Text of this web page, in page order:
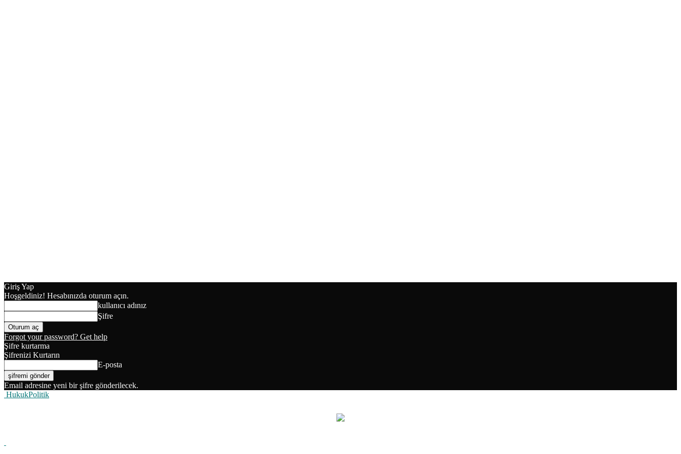
Giriş Yap
Hoşgeldiniz! Hesabınızda oturum açın.
kullanıcı adınız
Şifre
Forgot your password? Get help
Şifre kurtarma
Şifrenizi Kurtarın
E-posta
Email adresine yeni bir şifre gönderilecek.
HukukPolitik